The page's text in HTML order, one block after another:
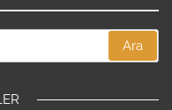
Ara